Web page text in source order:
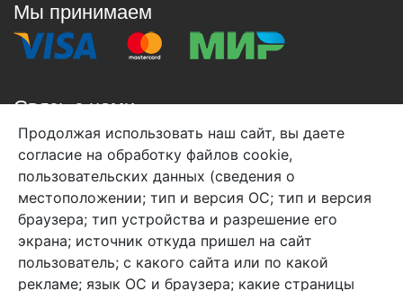
Мы принимаем
Связь с нами
+7 (495) 933-38-08
info@arben-textile.ru- оптовые продажи
Арбен текстиль г. Щелково, пер.
Продолжая использовать наш сайт, вы даете
согласие на обработку файлов cookie,
пользовательских данных (сведения о
местоположении; тип и версия ОС; тип и версия
браузера; тип устройства и разрешение его
экрана; источник откуда пришел на сайт
пользователь; с какого сайта или по какой
рекламе; язык ОС и браузера; какие страницы